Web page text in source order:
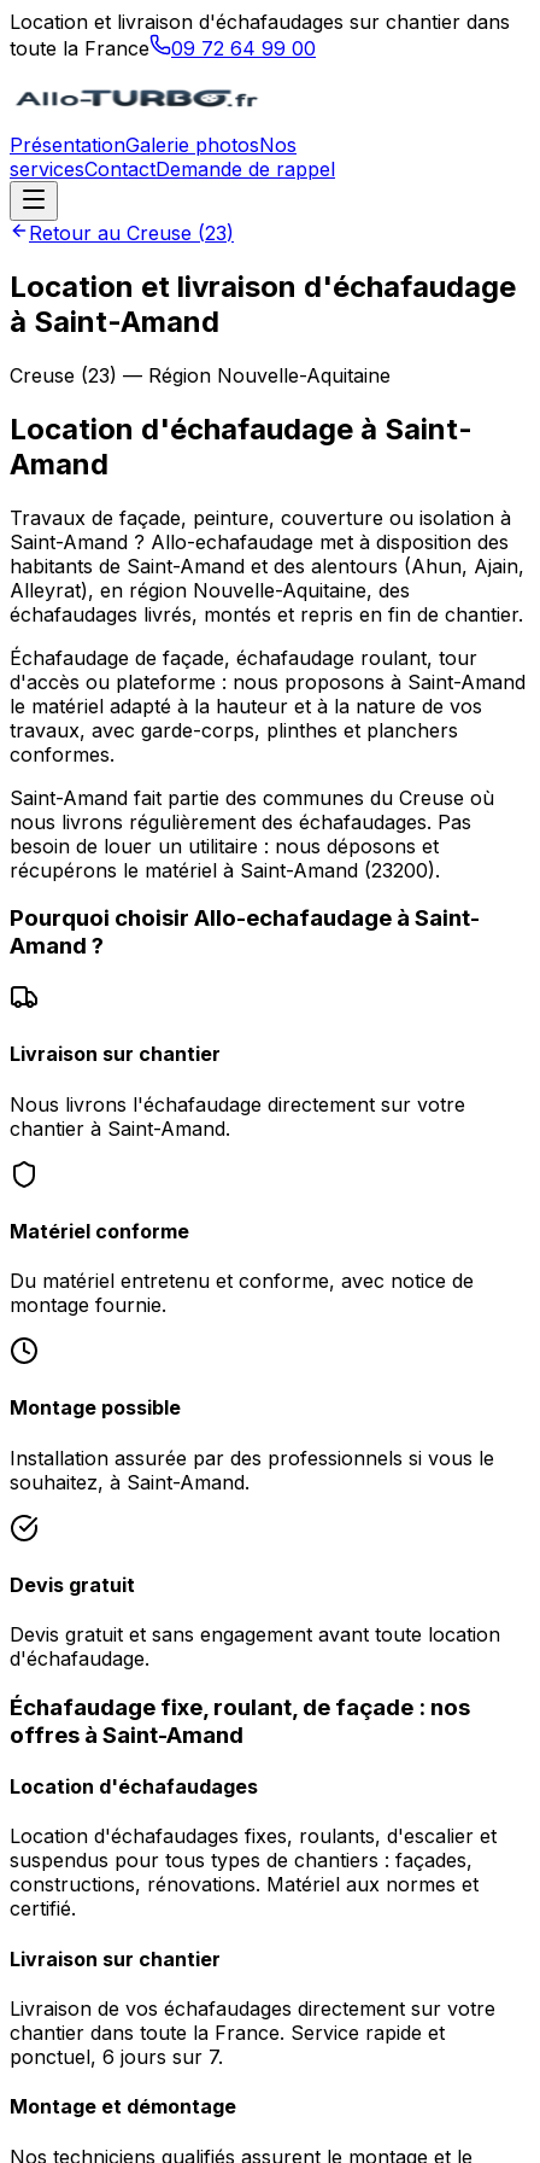
Location et livraison d'échafaudages sur chantier dans
toute la France
09 72 64 99 00
PrésentationGalerie photosNos
servicesContactDemande de rappel
Retour au Creuse (23)
Location et livraison d'échafaudage
à Saint-Amand
Creuse (23) — Région Nouvelle-Aquitaine
Location d'échafaudage à Saint-
Amand
Travaux de façade, peinture, couverture ou isolation à
Saint-Amand ? Allo-echafaudage met à disposition des
habitants de Saint-Amand et des alentours (Ahun, Ajain,
Alleyrat), en région Nouvelle-Aquitaine, des
échafaudages livrés, montés et repris en fin de chantier.
Échafaudage de façade, échafaudage roulant, tour
d'accès ou plateforme : nous proposons à Saint-Amand
le matériel adapté à la hauteur et à la nature de vos
travaux, avec garde-corps, plinthes et planchers
conformes.
Saint-Amand fait partie des communes du Creuse où
nous livrons régulièrement des échafaudages. Pas
besoin de louer un utilitaire : nous déposons et
récupérons le matériel à Saint-Amand (23200).
Pourquoi choisir Allo-echafaudage à Saint-
Amand ?
Livraison sur chantier
Nous livrons l'échafaudage directement sur votre
chantier à Saint-Amand.
Matériel conforme
Du matériel entretenu et conforme, avec notice de
montage fournie.
Montage possible
Installation assurée par des professionnels si vous le
souhaitez, à Saint-Amand.
Devis gratuit
Devis gratuit et sans engagement avant toute location
d'échafaudage.
Échafaudage fixe, roulant, de façade : nos
offres à Saint-Amand
Location d'échafaudages
Location d'échafaudages fixes, roulants, d'escalier et
suspendus pour tous types de chantiers : façades,
constructions, rénovations. Matériel aux normes et
certifié.
Livraison sur chantier
Livraison de vos échafaudages directement sur votre
chantier dans toute la France. Service rapide et
ponctuel, 6 jours sur 7.
Montage et démontage
Nos techniciens qualifiés assurent le montage et le